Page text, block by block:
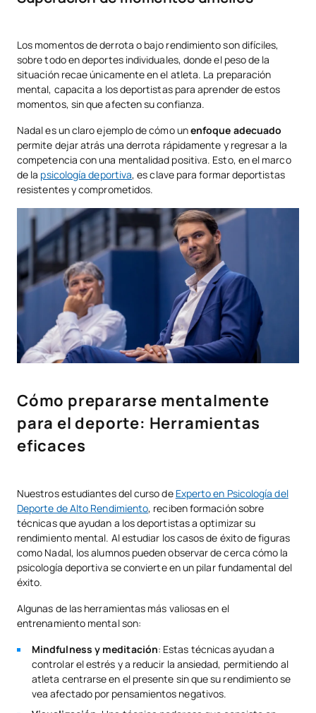
Los momentos de derrota o bajo rendimiento son difíciles,
sobre todo en deportes individuales, donde el peso de la
situación recae únicamente en el atleta. La preparación
mental, capacita a los deportistas para aprender de estos
momentos, sin que afecten su confianza.
Nadal es un claro ejemplo de cómo unenfoque adecuado
permite dejar atrás una derrota rápidamente y regresar a la
competencia con una mentalidad positiva. Esto, en el marco
de la psicología deportiva, es clave para formar deportistas
resistentes y comprometidos.
Cómo prepararse mentalmente
para el deporte: Herramientas
eficaces
Nuestros estudiantes del curso de Experto en Psicología del
Deporte de Alto Rendimiento, reciben formación sobre
técnicas que ayudan a los deportistas a optimizar su
rendimiento mental. Al estudiar los casos de éxito de figuras
como Nadal, los alumnos pueden observar de cerca cómo la
psicología deportiva se convierte en un pilar fundamental del
éxito.
Algunas de las herramientas más valiosas en el
entrenamiento mental son:
Mindfulness y meditación: Estas técnicas ayudan a
controlar el estrés y a reducir la ansiedad, permitiendo al
atleta centrarse en el presente sin que su rendimiento se
vea afectado por pensamientos negativos.